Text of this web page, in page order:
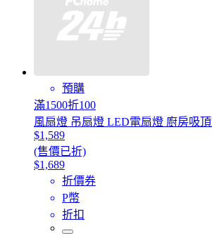
預購
滿1500折100
風扇燈 吊扇燈 LED電扇燈 廚房吸
$1,589
(售價已折)
$1,689
折價券
P幣
折扣